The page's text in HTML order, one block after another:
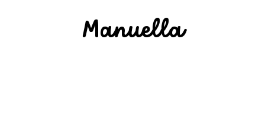
Manuella